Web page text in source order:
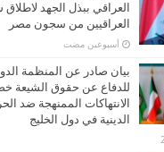
العراقي ببذل الجهد
العراقيين من سجون مصر
‏أسبوعين مضت
بيان صادر عن المنظمة
للدفاع عن حقوق الشيعة
الانتهاكات الممنهجة ضد
الدينية في دول الخليج